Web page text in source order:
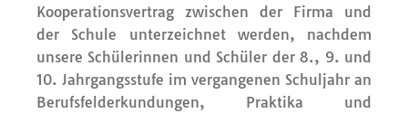
Kooperationsvertrag zwischen der Firma und
der Schule unterzeichnet werden, nachdem
unsere Schülerinnen und Schüler der 8., 9. und
10. Jahrgangsstufe im vergangenen Schuljahr an
Berufsfelderkundungen, Praktika und